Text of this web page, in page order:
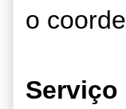
o
Serviço